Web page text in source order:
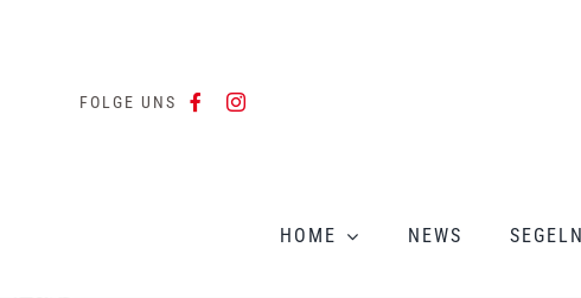
FOLGE UNS
HOME NEWS SEGELN